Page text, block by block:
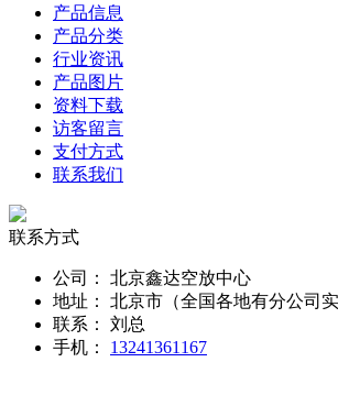
产品信息
产品分类
行业资讯
产品图片
资料下载
访客留言
支付方式
联系我们
联系方式
公司：
北京鑫达空放中心
地址：
北京市（全国各地有分公司实
联系：
刘总
手机：
13241361167